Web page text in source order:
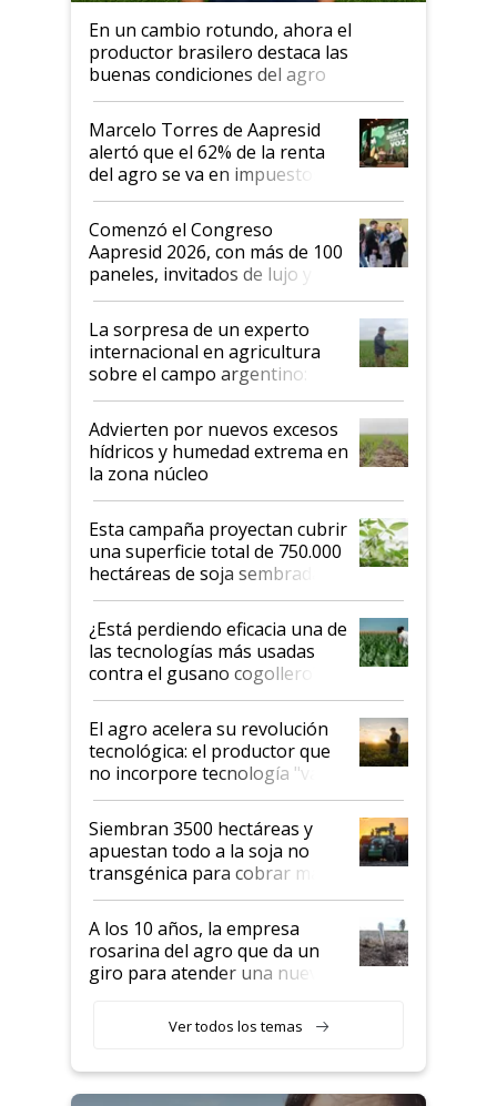
En un cambio rotundo, ahora el
productor brasilero destaca las
buenas condiciones del agro
argentino para invertir: "Los veo
más motivados"
Marcelo Torres de Aapresid
alertó que el 62% de la renta
del agro se va en impuestos:
"No es bueno que en
Argentina se sigan discutiendo
las mismas cosas de hace 50
años"
Comenzó el Congreso
Aapresid 2026, con más de 100
paneles, invitados de lujo y
todas las tendencias
La sorpresa de un experto
internacional en agricultura
sobre el campo argentino:
"Estoy muy impresionado"
Advierten por nuevos excesos
hídricos y humedad extrema en
la zona núcleo
Esta campaña proyectan cubrir
una superficie total de 750.000
hectáreas de soja sembradas
con una nueva generación de
variedades que marcan un
salto tecnológico en genética y
rendimiento
¿Está perdiendo eficacia una de
las tecnologías más usadas
contra el gusano cogollero? El
desafío de una tecnología clave
El agro acelera su revolución
tecnológica: el productor que
no incorpore tecnología "va a
perder el tren"
Siembran 3500 hectáreas y
apuestan todo a la soja no
transgénica para cobrar más
por tonelada: compraron un
semillero
A los 10 años, la empresa
rosarina del agro que da un
giro para atender una nueva
Ver todos los temas